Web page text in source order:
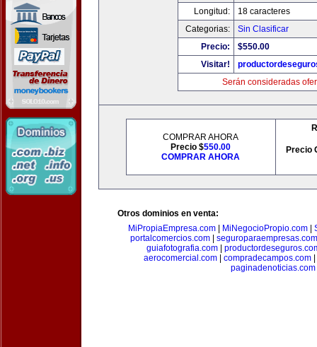
Longitud:
18 caracteres
Categorias:
Sin Clasificar
Precio:
$550.00
Visitar!
Serán consideradas
COMPRAR AHORA
Precio $550.00
COMPRAR AHORA
Precio
Otros dominios en venta:
MiPropiaEmpresa.com
MiNegocioPropio.com
portalcomercios.com| seguroparaempresas.com
guiafotografia.com
aerocomercial.com| compradecampos.com|
paginadenoticias.com